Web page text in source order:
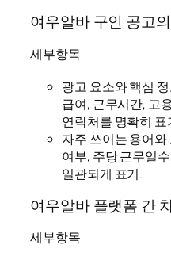
여우알바 구인 공고
세부항목
광고 요소와 핵심
급여, 근무시간, 고
연락처를 명확히 표
자주 쓰이는 용어
여부, 주당 근무일
일관되게 표기.
여우알바 플랫폼 간
세부항목